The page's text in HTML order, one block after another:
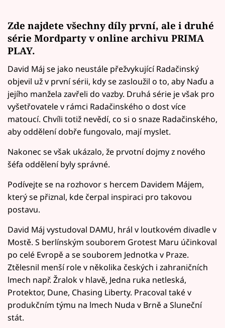
Zde najdete všechny díly první, ale i druhé
série Mordparty v online archivu PRIMA
PLAY.
David Máj se jako neustále přežvykující Radačinský
objevil už v první sérii, kdy se zasloužil o to, aby Naďu a
jejího manžela zavřeli do vazby. Druhá série je však pro
vyšetřovatele v rámci Radačinského o dost více
matoucí. Chvíli totiž nevědí, co si o snaze Radačinského,
aby oddělení dobře fungovalo, mají myslet.
Nakonec se však ukázalo, že prvotní dojmy z nového
šéfa oddělení byly správné.
Podívejte se na rozhovor s hercem Davidem Májem,
který se přiznal, kde čerpal inspiraci pro takovou
postavu.
David Máj vystudoval DAMU, hrál v loutkovém divadle v
Mostě. S berlínským souborem Grotest Maru účinkoval
po celé Evropě a se souborem Jednotka v Praze.
Ztělesnil menší role v několika českých i zahraničních
lmech např. Žralok v hlavě, Jedna ruka netleská,
Protektor, Dune, Chasing Liberty. Pracoval také v
produkčním týmu na lmech Nuda v Brně a Sluneční
stát.